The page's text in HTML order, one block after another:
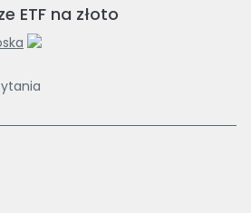
ETF na złoto